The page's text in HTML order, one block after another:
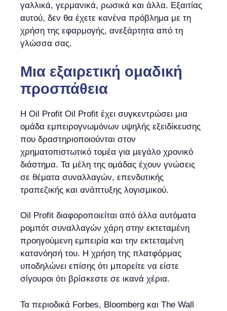
γαλλικά, γερμανικά, ρωσικά και άλλα. Εξαιτίας
αυτού, δεν θα έχετε κανένα πρόβλημα με τη
χρήση της εφαρμογής, ανεξάρτητα από τη
γλώσσα σας.
Μια εξαιρετική ομαδική
προσπάθεια
Η Oil Profit Oil Profit έχει συγκεντρώσει μια
ομάδα εμπειρογνωμόνων υψηλής εξειδίκευσης
που δραστηριοποιούνται στον
χρηματοπιστωτικό τομέα για μεγάλο χρονικό
διάστημα. Τα μέλη της ομάδας έχουν γνώσεις
σε θέματα συναλλαγών, επενδυτικής
τραπεζικής και ανάπτυξης λογισμικού.
Oil Profit διαφοροποιείται από άλλα αυτόματα
ρομπότ συναλλαγών χάρη στην εκτεταμένη
προηγούμενη εμπειρία και την εκτεταμένη
κατανόησή του. Η χρήση της πλατφόρμας
υποδηλώνει επίσης ότι μπορείτε να είστε
σίγουροι ότι βρίσκεστε σε ικανά χέρια.
Τα περιοδικά Forbes, Bloomberg και The Wall